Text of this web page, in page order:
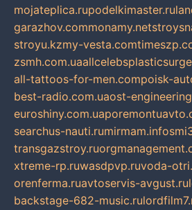
mojateplica.rupodelkimaster.ru
garazhov.commonamy.net
stroyu.kzmy-vesta.com
zsmh.com.ua
all-tattoos-for-men.compoisk-
best-radio.com.uaost-
euroshiny.com.ua
searchus-nauti.rumirmam.info
transgazstroy.ru
xtreme-rp.ruwasdpvp.ruvoda-
orenferma.ruavtoservis-avgust.ru
backstage-682-music.ru